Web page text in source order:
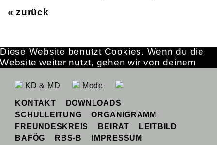
« zurück
KD & MD Mode
KONTAKT
DOWNLOADS
SCHULLEITUNG
ORGANIGRAMM
FREUNDESKREIS
BEIRAT
LEITBILD
BAFÖG
RBS-B IMPRESSUM
Diese Website benutzt Cookies. Wenn du die
Website weiter nutzt, gehen wir von deinem